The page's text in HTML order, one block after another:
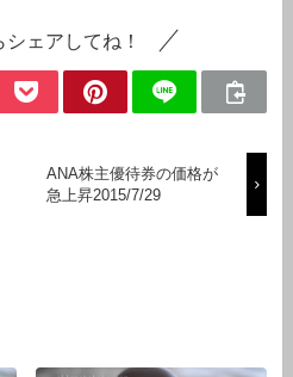
ェアしてね！
ANA株主優待券の価格が
急上昇2015/7/29